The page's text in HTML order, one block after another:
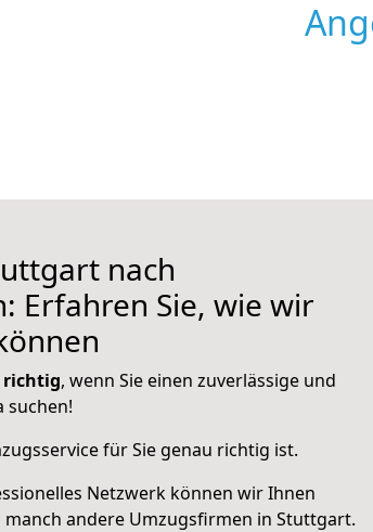
nach
Erfahren Sie, wie wir
richtig, wenn Sie einen zuverlässige und
suchen!
für Sie genau richtig ist.
Netzwerk können wir Ihnen
andere Umzugsfirmen in Stuttgart.